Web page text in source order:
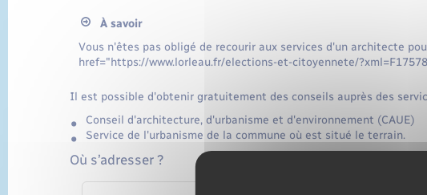
À savoir
Vous n'êtes pas obligé de recourir aux services d'un architecte
href="https://www.lorleau.fr/elections-et-citoyennete/
Il est possible d'obtenir gratuitement des conseils auprès des
Conseil d'architecture, d'urbanisme et d'environnement (CAUE)
Service de l'urbanisme de la commune où est situé le terrain.
Où s’adresser ?